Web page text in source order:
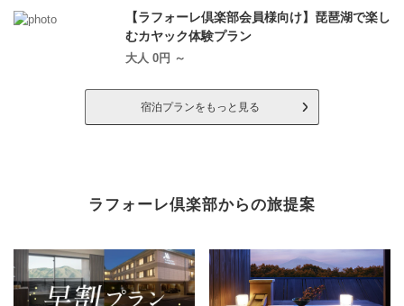
【ラフォーレ倶楽部会員様向け】琵琶湖で楽し
むカヤック体験プラン
大人 0円 ～
宿泊プランをもっと見る
ラフォーレ倶楽部からの旅提案